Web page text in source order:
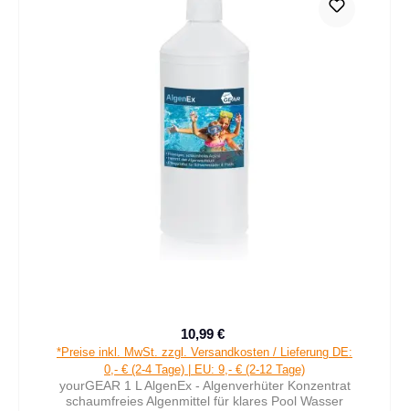
Verkaufspreis:
10,99 €
*Preise inkl. MwSt. zzgl. Versandkosten / Lieferung DE:
0,- € (2-4 Tage) | EU: 9,- € (2-12 Tage)
yourGEAR 1 L AlgenEx - Algenverhüter Konzentrat
schaumfreies Algenmittel für klares Pool Wasser